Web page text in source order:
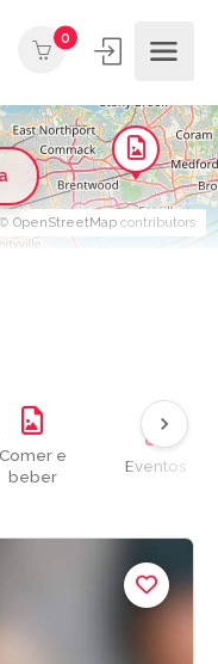
0
Comer e
beber
Eventos
OpenStreetMap contributors